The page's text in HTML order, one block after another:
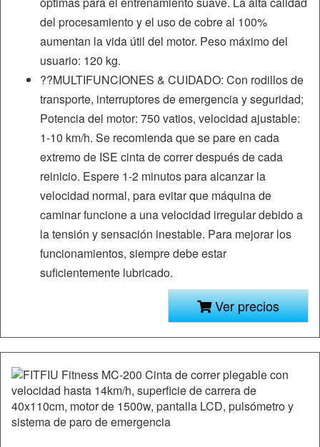
del procesamiento y el uso de cobre al 100%
aumentan la vida útil del motor. Peso máximo del
usuario: 120 kg.
??MULTIFUNCIONES & CUIDADO: Con rodillos de
transporte, interruptores de emergencia y seguridad;
Potencia del motor: 750 vatios, velocidad ajustable:
1-10 km/h. Se recomienda que se pare en cada
extremo de ISE cinta de correr después de cada
reinicio. Espere 1-2 minutos para alcanzar la
velocidad normal, para evitar que máquina de
caminar funcione a una velocidad irregular debido a
la tensión y sensación inestable. Para mejorar los
funcionamientos, siempre debe estar
suficientemente lubricado.
Ver precios